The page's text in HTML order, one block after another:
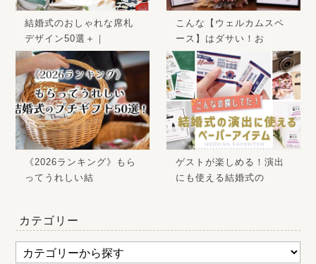
結婚式のおしゃれな席札
デザイン50選＋｜
こんな【ウェルカムスペ
ース】はダサい！お
《2026ランキング》もら
ってうれしい結
ゲストが楽しめる！演出
にも使える結婚式の
カテゴリー